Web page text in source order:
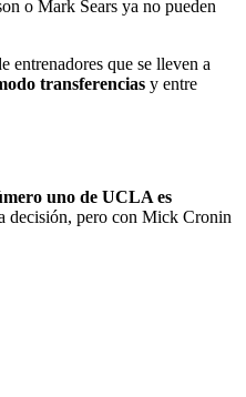
o Mark Sears ya no pueden
entrenadores que se lleven a
transferencias y entre
uno de UCLA es
decisión, pero con Mick Cronin